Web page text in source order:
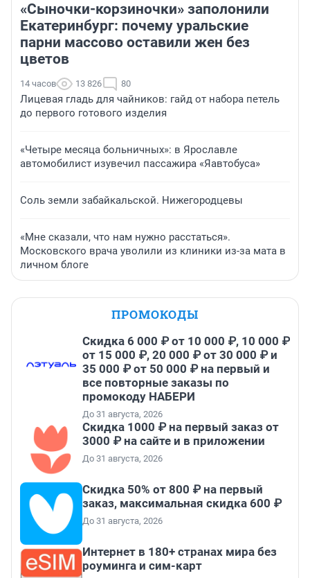
«Сыночки-корзиночки» заполонили
Екатеринбург: почему уральские
парни массово оставили жен без
цветов
14 часов 13 826 80
Лицевая гладь для чайников: гайд от набора петель
до первого готового изделия
«Четыре месяца больничных»: в Ярославле
автомобилист изувечил пассажира «Яавтобуса»
Соль земли забайкальской. Нижегородцевы
«Мне сказали, что нам нужно расстаться».
Московского врача уволили из клиники из-за мата в
личном блоге
ПРОМОКОДЫ
Скидка 6 000 ₽ от 10 000 ₽, 10 000 ₽
от 15 000 ₽, 20 000 ₽ от 30 000 ₽ и
35 000 ₽ от 50 000 ₽ на первый и
все повторные заказы по
промокоду НАБЕРИ
До 31 августа, 2026
Скидка 1000 ₽ на первый заказ от
3000 ₽ на сайте и в приложении
До 31 августа, 2026
Скидка 50% от 800 ₽ на первый
заказ, максимальная скидка 600 ₽
До 31 августа, 2026
Интернет в 180+ странах мира без
роуминга и сим-карт